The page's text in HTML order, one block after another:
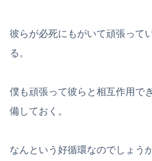
彼らが必死にもがいて頑張って
る。
僕も頑張って彼らと相互作用で
備しておく。
なんという好循環なのでしょうか